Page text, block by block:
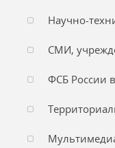
Научно-
СМИ,
ФСБ России